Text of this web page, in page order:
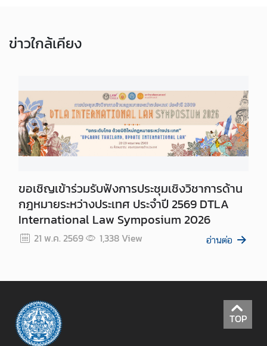
เ
เ
ด
น
ภ
กิ
จ
อื่
น
ห
ล่
ง
ข่าวใกล้เคียง
ขอเชิญเข้าร่วมรับฟังการประชุมเชิงวิชาการด้าน
กฎหมายระหว่างประเทศ ประจำปี 2569 DTLA
International Law Symposium 2026
21 พ.ค. 2569 1,338View อ่านต่อ
TOP